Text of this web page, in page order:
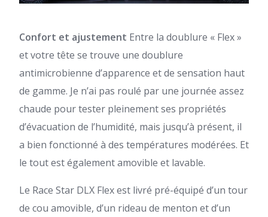
Confort et ajustement Entre la doublure « Flex »
et votre tête se trouve une doublure
antimicrobienne d’apparence et de sensation haut
de gamme. Je n’ai pas roulé par une journée assez
chaude pour tester pleinement ses propriétés
d’évacuation de l’humidité, mais jusqu’à présent, il
a bien fonctionné à des températures modérées. Et
le tout est également amovible et lavable.
Le Race Star DLX Flex est livré pré-équipé d’un tour
de cou amovible, d’un rideau de menton et d’un